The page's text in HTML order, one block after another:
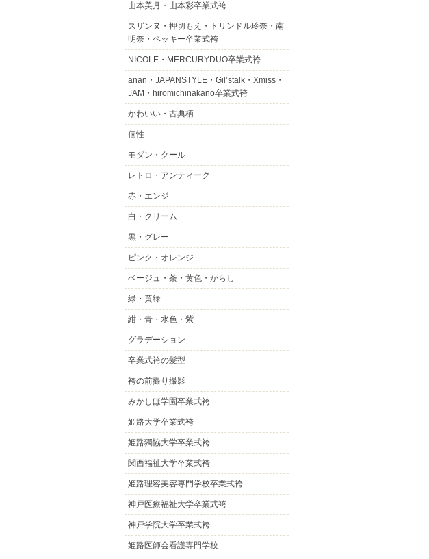
山本美月・山本彩卒業式袴
スザンヌ・押切もえ・トリンドル玲奈・南
明奈・ベッキー卒業式袴
NICOLE・MERCURYDUO卒業式袴
anan・JAPANSTYLE・Gil’stalk・Xmiss・
JAM・hiromichinakano卒業式袴
かわいい・古典柄
個性
モダン・クール
レトロ・アンティーク
赤・エンジ
白・クリーム
黒・グレー
ピンク・オレンジ
ベージュ・茶・黄色・からし
緑・黄緑
紺・青・水色・紫
グラデーション
卒業式袴の髪型
袴の前撮り撮影
みかしほ学園卒業式袴
姫路大学卒業式袴
姫路獨協大学卒業式袴
関西福祉大学卒業式袴
姫路理容美容専門学校卒業式袴
神戸医療福祉大学卒業式袴
神戸学院大学卒業式袴
姫路医師会看護専門学校